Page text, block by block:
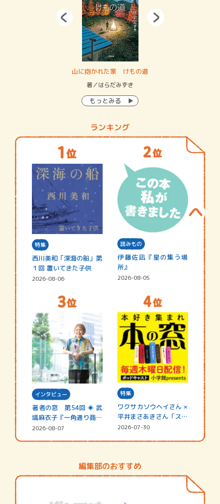
山に抱かれた家 けもの道
著／はらだみずき
もっとみる
ランキング
特集
西川美和「深海の船」第
１回 置いてきた子供
2026-08-06
読みもの
伊藤佐凪『星の集う場
所』
2026-08-05
インタビュー
著者の窓 第54回 ◈ 武
塙麻衣子『一角通り商店
街の…
2026-08-07
特集
ワクサカソウヘイさん ×
平井まさあきさん「スペ
シャ…
2026-07-30
編集部のおすすめ